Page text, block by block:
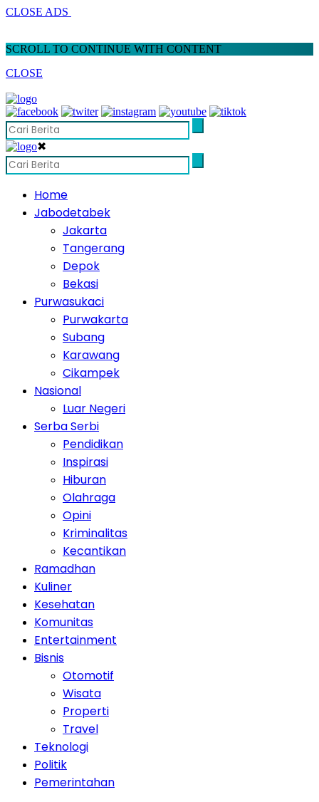
CLOSE ADS
SCROLL TO CONTINUE WITH CONTENT
CLOSE
✖
Home
Jabodetabek
Jakarta
Tangerang
Depok
Bekasi
Purwasukaci
Purwakarta
Subang
Karawang
Cikampek
Nasional
Luar Negeri
Serba Serbi
Pendidikan
Inspirasi
Hiburan
Olahraga
Opini
Kriminalitas
Kecantikan
Ramadhan
Kuliner
Kesehatan
Komunitas
Entertainment
Bisnis
Otomotif
Wisata
Properti
Travel
Teknologi
Politik
Pemerintahan